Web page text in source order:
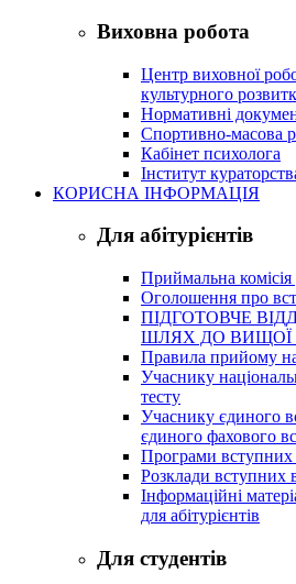
Виховна робота
Центр виховної
культурного
Нормативні
Спортивно-масова
Кабінет психолога
Інститут
КОРИСНА ІНФОРМАЦІЯ
Для абітурієнтів
Приймальна комісія
Оголошення про
ПІДГОТОВЧЕ
ШЛЯХ ДО ВИЩОЇ
Правила прийому
Учаснику
тесту
Учаснику єдиного
єдиного фахового
Програми вступних
Розклади вступних
Інформаційні
для абітурієнтів
Для студентів